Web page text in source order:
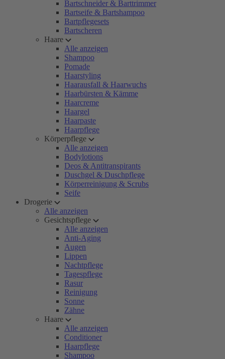
Bartschneider & Barttrimmer
Bartseife & Bartshampoo
Bartpflegesets
Bartscheren
Haare
Alle anzeigen
Shampoo
Pomade
Haarstyling
Haarausfall & Haarwuchs
Haarbürsten & Kämme
Haarcreme
Haargel
Haarpaste
Haarpflege
Körperpflege
Alle anzeigen
Bodylotions
Deos & Antitranspirants
Duschgel & Duschpflege
Körperreinigung & Scrubs
Seife
Drogerie
Alle anzeigen
Gesichtspflege
Alle anzeigen
Anti-Aging
Augen
Lippen
Nachtpflege
Tagespflege
Rasur
Reinigung
Sonne
Zähne
Haare
Alle anzeigen
Conditioner
Haarpflege
Shampoo